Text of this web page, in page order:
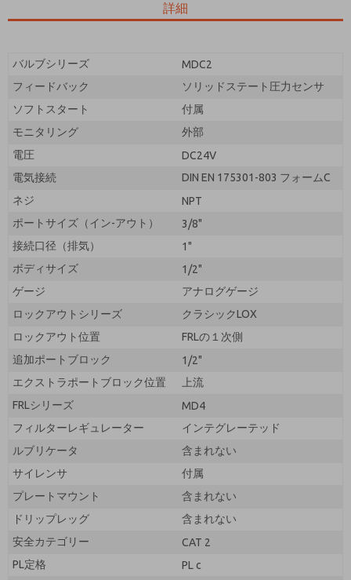
詳細
バルブシリーズ
MDC2
フィードバック
ソリッドステート圧力センサ
ソフトスタート
付属
モニタリング
外部
電圧
DC24V
電気接続
DIN EN 175301-803 フォームC
ネジ
NPT
ポートサイズ（イン-アウト）
3/8"
接続口径（排気）
1"
ボディサイズ
1/2"
ゲージ
アナログゲージ
ロックアウトシリーズ
クラシックLOX
ロックアウト位置
FRLの１次側
追加ポートブロック
1/2"
エクストラポートブロック位置
上流
FRLシリーズ
MD4
フィルターレギュレーター
インテグレーテッド
ルブリケータ
含まれない
サイレンサ
付属
プレートマウント
含まれない
ドリップレッグ
含まれない
安全カテゴリー
CAT 2
PL定格
PL c
たデータが電子的に収集および保存されることに同意
します。私のデータは、私の要求を処理して回答する
ために厳密に指定された場合にのみ使用されます。お
意します。
電子メール
電話番号
てください。
*はい、プライバシー ポリシーを読みました。提供し
たデータが電子的に収集および保存されることに同意
します。私のデータは、私の要求を処理して回答する
ために厳密に指定された場合にのみ使用されます。お
問い合わせフォームを送信することにより、処理に同
意します。